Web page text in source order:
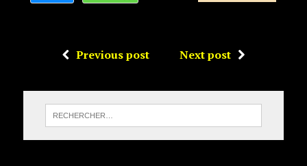
Previous post Next post